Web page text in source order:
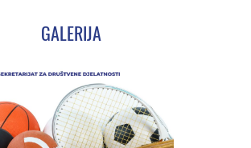
GALERIJA